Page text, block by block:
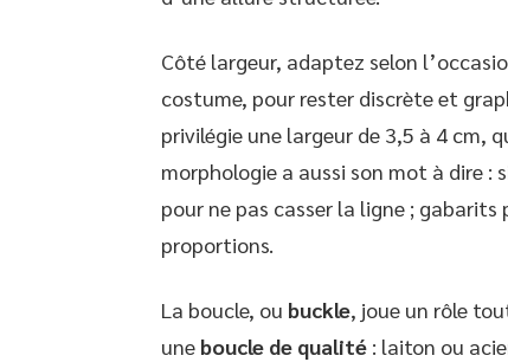
Côté largeur, adaptez selon
costume, pour rester discrète et
privilégie une largeur de 3,5 à 4 cm,
morphologie a aussi son mot à dire :
pour ne pas casser la ligne ;
proportions.
La boucle, ou buckle, joue un rôle
une boucle de qualité : laiton ou